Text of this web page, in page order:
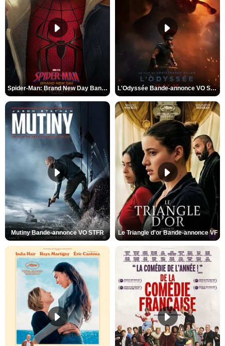
Spider-Man: Brand New Day Bande-annonce VO STFR L'Odyssée Bande-annonce VO STFR
Mutiny Bande-annonce VO STFR Le Triangle d'or Bande-annonce VF